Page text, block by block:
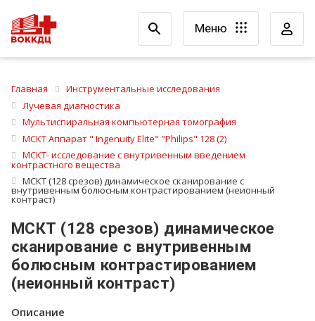
Меню
Главная
Инструментальные исследования
Лучевая диагностика
Мультиспиральная компьютерная томография
МСКТ Аппарат " Ingenuity Elite" "Philips" 128 (2)
МСКТ- исследование с внутривенным введением
контрастного вещества
МСКТ (128 срезов) динамическое сканирование с
внутривенным болюсным контрастированием (неионный
контраст)
МСКТ (128 срезов) динамическое
сканирование с внутривенным
болюсным контрастированием
(неионный контраст)
Описание